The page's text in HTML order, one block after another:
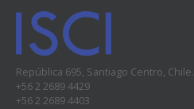
República 695, Santiago Centro, Chile.
+56 2 2689 4429
+56 2 2689 4403